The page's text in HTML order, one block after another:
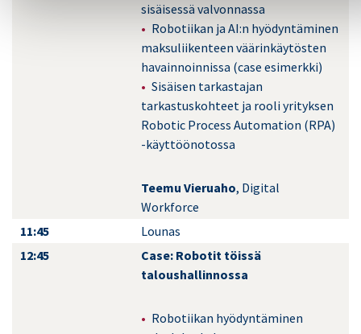
sisäisessä valvonnassa
Robotiikan ja AI:n hyödyntäminen
maksuliikenteen väärinkäytösten
havainnoinnissa (case esimerkki)
Sisäisen tarkastajan
tarkastuskohteet ja rooli yrityksen
Robotic Process Automation (RPA)
-käyttöönotossa
Teemu Vieruaho, Digital
Workforce
11:45
Lounas
12:45
Case: Robotit töissä
taloushallinnossa
Robotiikan hyödyntäminen